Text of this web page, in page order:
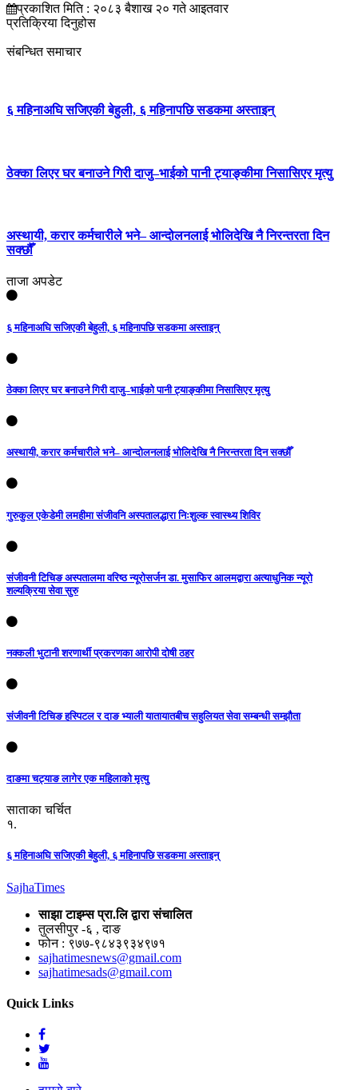
प्रकाशित मिति : २०८३ बैशाख २० गते आइतवार
प्रतिक्रिया दिनुहोस
संबन्धित समाचार
६ महिनाअघि सजिएकी बेहुली, ६ महिनापछि सडकमा अस्ताइन्
ठेक्का लिएर घर बनाउने गिरी दाजु–भाईको पानी ट्याङ्कीमा निसासिएर मृत्यु
अस्थायी, करार कर्मचारीले भने– आन्दोलनलाई भोलिदेखि नै निरन्तरता दिन
सक्छौँ
ताजा अपडेट
६ महिनाअघि सजिएकी बेहुली, ६ महिनापछि सडकमा अस्ताइन्
ठेक्का लिएर घर बनाउने गिरी दाजु–भाईको पानी ट्याङ्कीमा निसासिएर मृत्यु
अस्थायी, करार कर्मचारीले भने– आन्दोलनलाई भोलिदेखि नै निरन्तरता दिन सक्छौँ
गुरुकुल एकेडेमी लमहीमा संजीवनि अस्पतालद्धारा निःशुल्क स्वास्थ्य शिविर
संजीवनी टिचिङ अस्पतालमा वरिष्ठ न्यूरोसर्जन डा. मुसाफिर आलमद्वारा अत्याधुनिक न्यूरो
शल्यक्रिया सेवा सुरु
नक्कली भुटानी शरणार्थी प्रकरणका आरोपी दोषी ठहर
संजीवनी टिचिङ हस्पिटल र दाङ भ्याली यातायातबीच सहुलियत सेवा सम्बन्धी सम्झौता
दाङमा चट्याङ लागेर एक महिलाको मृत्यु
साताका चर्चित
१.
६ महिनाअघि सजिएकी बेहुली, ६ महिनापछि सडकमा अस्ताइन्
SajhaTimes
साझा टाइम्स प्रा.लि द्वारा संचालित
तुलसीपुर -६ , दाङ
फोन : ९७७-९८४३९३४९७१
sajhatimesnews@gmail.com
sajhatimesads@gmail.com
Quick Links